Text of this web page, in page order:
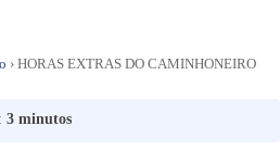
› HORAS EXTRAS DO CAMINHONEIRO
3 minutos